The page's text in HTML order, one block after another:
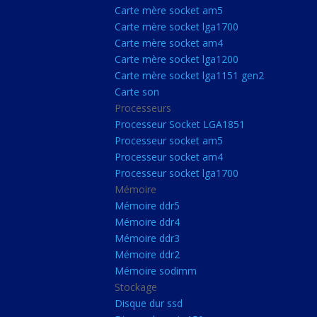
Carte Mère Socket
Carte mère socket am5
Carte mère socket
Carte mère socket am4
Carte mère socket
Carte son
Processeurs
Carte mère socket am5
Carte mère socket lga1700
Carte mère socket am4
Carte mère socket lga1200
Carte mère socket lga1151 gen2
Carte son
Processeurs
Processeur Socket LGA1851
Processeur socket am5
Processeur socket am4
Processeur socket lga1700
Mémoire
Mémoire ddr5
Mémoire ddr4
Mémoire ddr3
Mémoire ddr2
Mémoire sodimm
Stockage
Disque dur ssd